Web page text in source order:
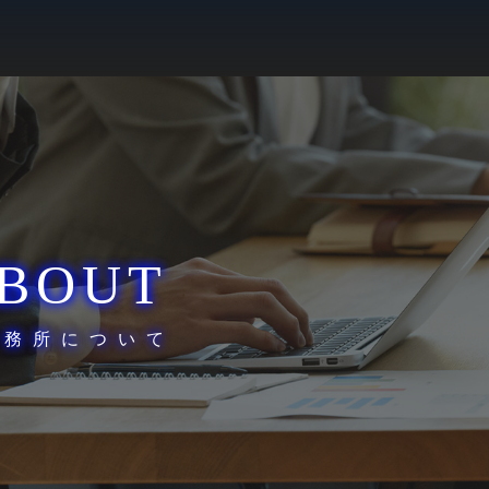
所について